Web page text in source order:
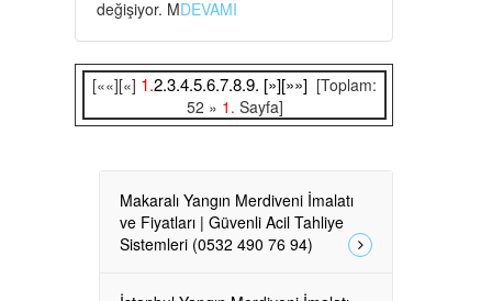
değişiyor. MDEVAMI
[««][«] 1.2.3.4.5.6.7.8.9. [»][»»] [Toplam:
52 » 1. Sayfa]
Makaralı Yangın Merdiveni İmalatı
ve Fiyatları | Güvenli Acil Tahliye
Sistemleri (0532 490 76 94)